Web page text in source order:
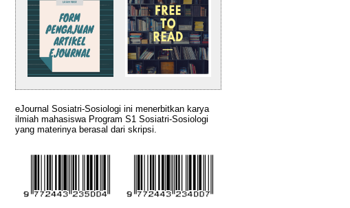
eJournal Sosiatri-Sosiologi ini menerbitkan karya
ilmiah mahasiswa Program S1 Sosiatri-Sosiologi
yang materinya berasal dari skripsi.